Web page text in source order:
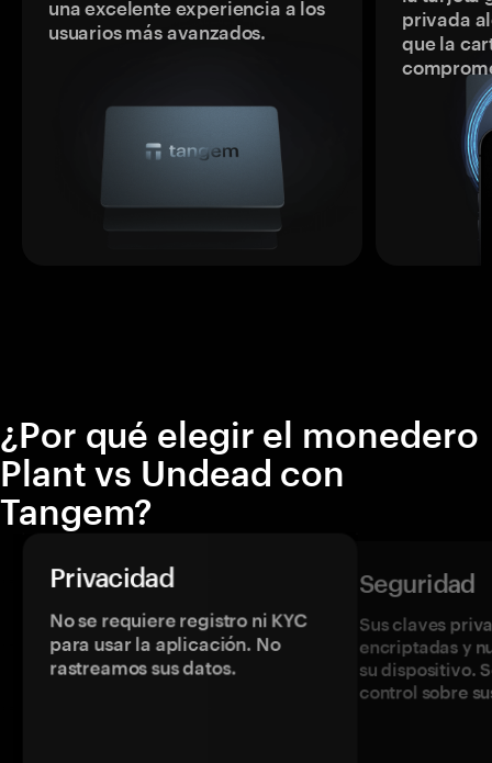
una excelente experiencia a los
usuarios más avanzados.
privada
que la
¿Por qué elegir el monedero
Plant vs Undead con
Tangem?
Privacidad
No se requiere registro ni KYC
para usar la aplicación. No
rastreamos sus datos.
Seguridad
Sus claves
encriptadas y
su dispositivo.
control sobre